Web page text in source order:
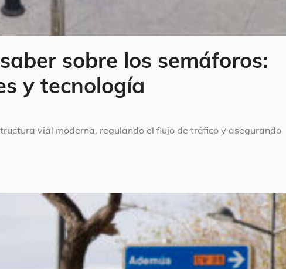
sobre los semáforos:
y tecnología
vial moderna, regulando el flujo de tráfico y asegurando